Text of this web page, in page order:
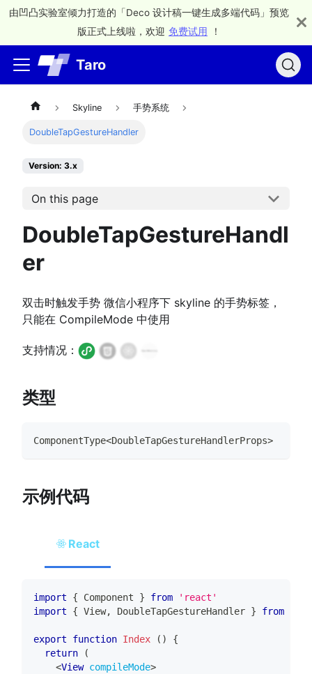
由凹凸实验室倾力打造的「Deco 设计稿一键生成多端代码」预览
版正式上线啦，欢迎 免费试用 ！
Taro
Skyline 手势系统
DoubleTapGestureHandler
Version: 3.x
On this page
DoubleTapGestureHandl
er
双击时触发手势 微信小程序下 skyline 的手势标签，
只能在 CompileMode 中使用
支持情况：
类型
ComponentType<DoubleTapGestureHandlerProps>
示例代码
React
import { Component } from
'react'
import
{ View, DoubleTapGestureHandler } from
export function Index ( )
{
return
(
<View compileMode>